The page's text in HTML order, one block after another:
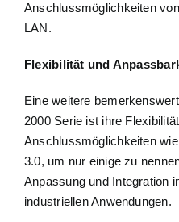
Anschlussmöglichkeiten
LAN.
Flexibilität und
Eine weitere
2000 Serie ist ihre
Anschlussmöglichkeiten
3.0, um nur einige zu
Anpassung und Integration
industriellen Anwendungen.